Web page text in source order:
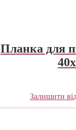
Планка для
Залишити